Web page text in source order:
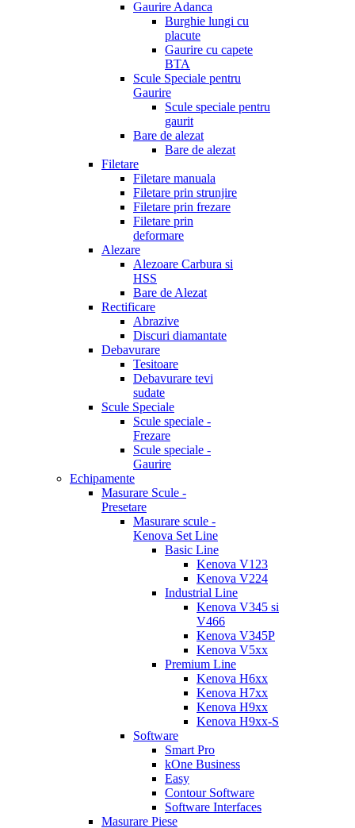
Gaurire Adanca
Burghie lungi cu
placute
Gaurire cu capete
BTA
Scule Speciale pentru
Gaurire
Scule speciale pentru
gaurit
Bare de alezat
Bare de alezat
Filetare
Filetare manuala
Filetare prin strunjire
Filetare prin frezare
Filetare prin
deformare
Alezare
Alezoare Carbura si
HSS
Bare de Alezat
Rectificare
Abrazive
Discuri diamantate
Debavurare
Tesitoare
Debavurare tevi
sudate
Scule Speciale
Scule speciale -
Frezare
Scule speciale -
Gaurire
Echipamente
Masurare Scule -
Presetare
Masurare scule -
Kenova Set Line
Basic Line
Kenova V123
Kenova V224
Industrial Line
Kenova V345 si
V466
Kenova V345P
Kenova V5xx
Premium Line
Kenova H6xx
Kenova H7xx
Kenova H9xx
Kenova H9xx-S
Software
Smart Pro
kOne Business
Easy
Contour Software
Software Interfaces
Masurare Piese